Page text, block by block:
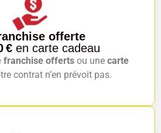
offerte
€ en carte cadeau
franchise offerts ou une carte
contrat n’en prévoit pas.